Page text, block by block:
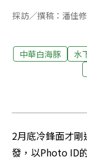
採訪／撰稿：潘佳
中華白海豚 水
2月底冷鋒面才
發，以Photo ID